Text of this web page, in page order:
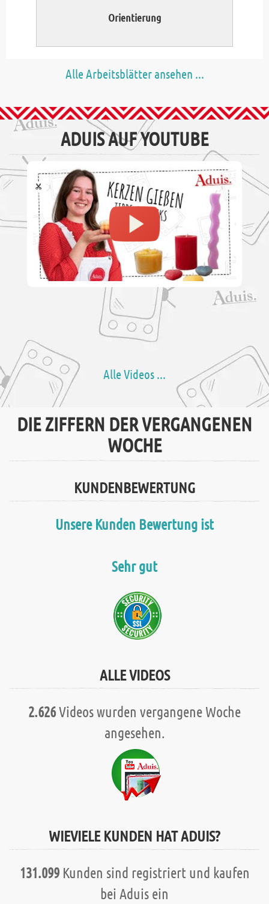
Orientierung
Alle Arbeitsblätter ansehen ...
ADUIS AUF YOUTUBE
Alle Videos ...
DIE ZIFFERN DER VERGANGENEN
WOCHE
KUNDENBEWERTUNG
Unsere Kunden Bewertung ist
Sehr gut
ALLE VIDEOS
2.626Videos wurden vergangene Woche
angesehen.
WIEVIELE KUNDEN HAT ADUIS?
131.099Kunden sind registriert und kaufen
bei Aduis ein